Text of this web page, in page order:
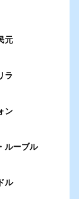
元
ラ
ン
ルーブル
ル